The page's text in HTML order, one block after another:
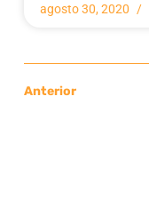
agosto 30, 2020
Anterior